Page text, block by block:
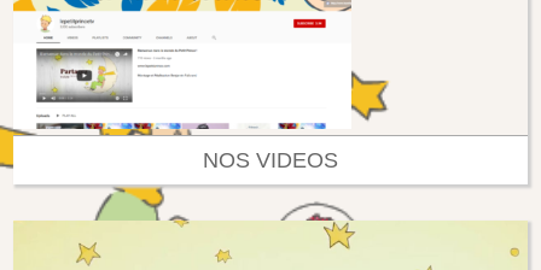
NOS VIDEOS